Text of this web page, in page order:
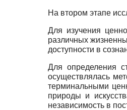
На втором этапе
Для изучения
различных
доступности в
Для определения
осуществлялась
терминальными
природы и
независимость в